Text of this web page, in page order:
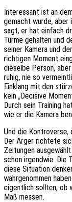
Interessant ist an
gemacht wurde, aber
sagt, er hat einfach
Türme gehalten und
seiner Kamera und
richtigen Moment
dieselbe Person,
ruhig, nie so
Einklang mit den
kein „Decisive
Durch sein Training
wie er die Kamera
Und die Kontroverse,
Der Ärger richtete
Zeitungen
schon irgendwie. Die
diese Situation
wahrgenommen
eigentlich sollten, ob
Maß messen.